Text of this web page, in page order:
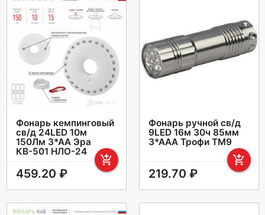
Фонарь кемпинговый
св/д 24LED 10м
150Лм 3*АА Эра
КВ-501 НЛО-24
add_shopping_cart
459.20 ₽
Фонарь ручной св/д
9LED 16м 30ч 85мм
3*ААА Трофи ТМ9
add_shopping_cart
219.70 ₽